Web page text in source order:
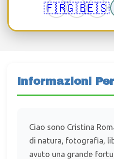
🇫🇷🇬🇧🇪🇸
Informazioni
Ciao sono Cristina
di natura, fotografia,
avuto una grande